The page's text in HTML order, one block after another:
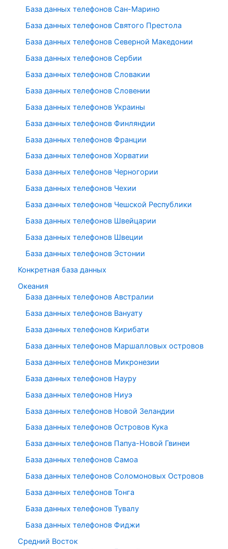
База данных телефонов Сан-Марино
База данных телефонов Святого Престола
База данных телефонов Северной Македонии
База данных телефонов Сербии
База данных телефонов Словакии
База данных телефонов Словении
База данных телефонов Украины
База данных телефонов Финляндии
База данных телефонов Франции
База данных телефонов Хорватии
База данных телефонов Черногории
База данных телефонов Чехии
База данных телефонов Чешской Республики
База данных телефонов Швейцарии
База данных телефонов Швеции
База данных телефонов Эстонии
Конкретная база данных
Океания
База данных телефонов Австралии
База данных телефонов Вануату
База данных телефонов Кирибати
База данных телефонов Маршалловых островов
База данных телефонов Микронезии
База данных телефонов Науру
База данных телефонов Ниуэ
База данных телефонов Новой Зеландии
База данных телефонов Островов Кука
База данных телефонов Папуа-Новой Гвинеи
База данных телефонов Самоа
База данных телефонов Соломоновых Островов
База данных телефонов Тонга
База данных телефонов Тувалу
База данных телефонов Фиджи
Средний Восток